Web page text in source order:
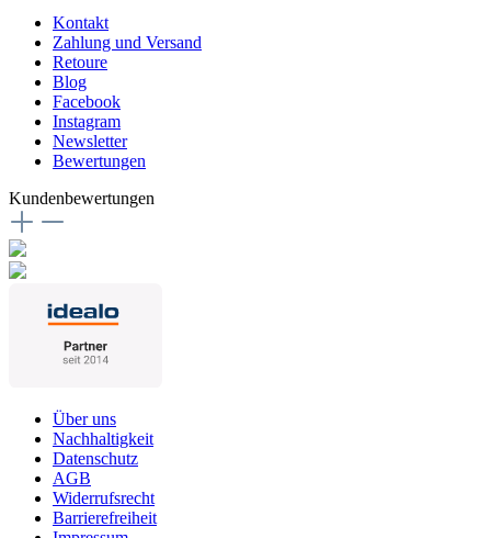
Kontakt
Zahlung und Versand
Retoure
Blog
Facebook
Instagram
Newsletter
Bewertungen
Kundenbewertungen
Über uns
Nachhaltigkeit
Datenschutz
AGB
Widerrufsrecht
Barrierefreiheit